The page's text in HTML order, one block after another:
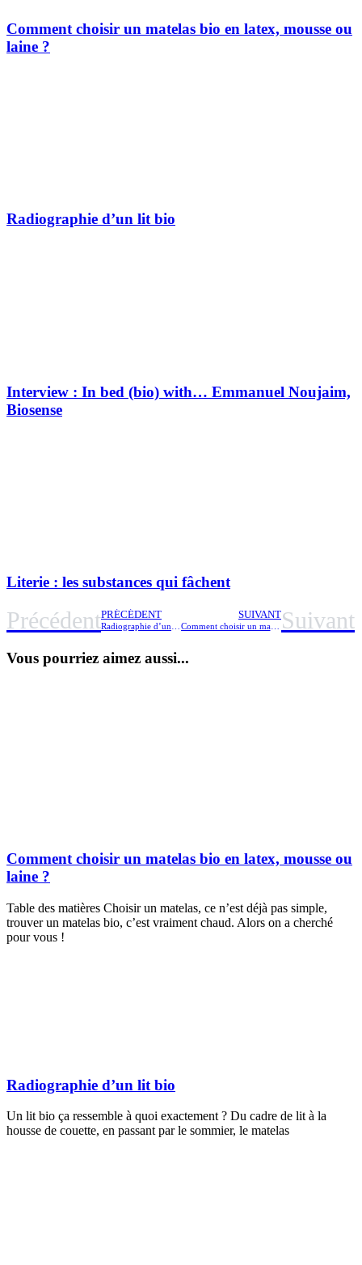
Comment choisir un matelas bio en latex, mousse ou
laine ?
Radiographie d’un lit bio
Interview : In bed (bio) with… Emmanuel Noujaim,
Biosense
Literie : les substances qui fâchent
PrécédentPRÉCÉDENT
Radiographie d’un lit bio
SUIVANT
Comment choisir un matelas bio en latex, mousse ou laine ? Suivant
Vous pourriez aimez aussi...
Comment choisir un matelas bio en latex, mousse ou
laine ?
Table des matières Choisir un matelas, ce n’est déjà pas simple,
trouver un matelas bio, c’est vraiment chaud. Alors on a cherché
pour vous !
Radiographie d’un lit bio
Un lit bio ça ressemble à quoi exactement ? Du cadre de lit à la
housse de couette, en passant par le sommier, le matelas